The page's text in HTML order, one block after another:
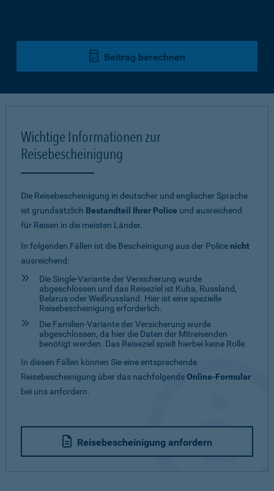
Beitrag berechnen
Wichtige Informationen zur
Reisebescheinigung
Die Reisebescheinigung in deutscher und englischer Sprache
ist grundsätzlich Bestandteil Ihrer Police und ausreichend
für Reisen in die meisten Länder.
In folgenden Fällen ist die Bescheinigung aus der Police nicht
ausreichend:
Die Single-Variante der Versicherung wurde
abgeschlossen und das Reiseziel ist Kuba, Russland,
Belarus oder Weißrussland. Hier ist eine spezielle
Reisebescheinigung erforderlich.
Die Familien-Variante der Versicherung wurde
abgeschlossen, da hier die Daten der Mitreisenden
benötigt werden. Das Reiseziel spielt hierbei keine Rolle.
In diesen Fällen können Sie eine entsprechende
Reisebescheinigung über das nachfolgendeOnline-Formular
bei uns anfordern.
Reisebescheinigung anfordern